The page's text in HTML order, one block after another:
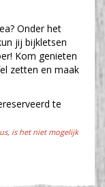
Onder het
jij bijkletsen
Kom genieten
zetten en maak
te
is het niet mogelijk